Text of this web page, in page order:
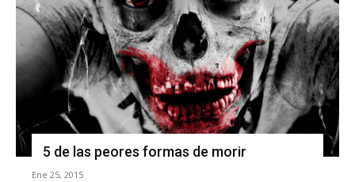
5 de las peores formas de morir
Ene 25, 2015